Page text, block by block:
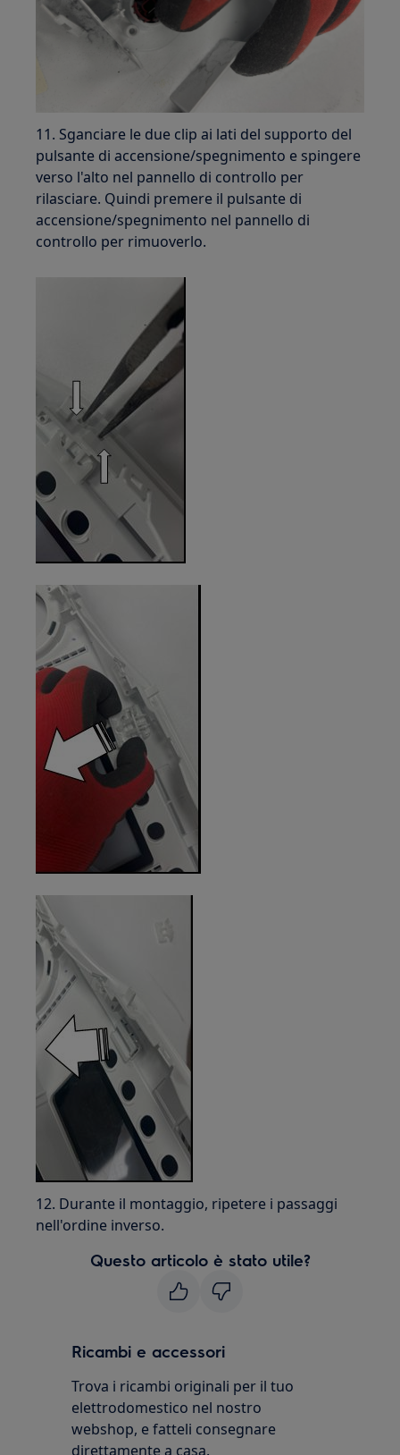
11. Sganciare le due clip ai lati del supporto del
pulsante di accensione/spegnimento e spingere
verso l'alto nel pannello di controllo per
rilasciare. Quindi premere il pulsante di
accensione/spegnimento nel pannello di
controllo per rimuoverlo.
12. Durante il montaggio, ripetere i passaggi
nell'ordine inverso.
Questo articolo è stato utile?
Ricambi e accessori
Trova i ricambi originali per il tuo
elettrodomestico nel nostro
webshop, e fatteli consegnare
direttamente a casa.